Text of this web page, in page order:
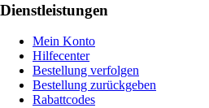
Dienstleistungen
Mein Konto
Hilfecenter
Bestellung verfolgen
Bestellung zurückgeben
Rabattcodes